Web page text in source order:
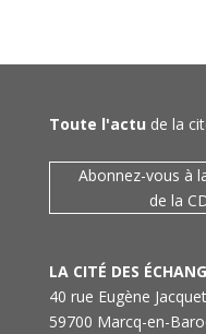
Toute l'actu de la
Abonnez-vous à
de la
LA CITÉ DES
40 rue Eugène Jacquet
59700 Marcq-en-